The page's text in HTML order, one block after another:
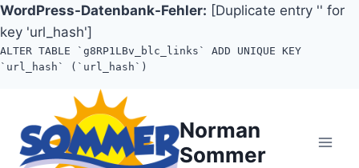
WordPress-Datenbank-Fehler: [Duplicate entry '' for
key 'url_hash']
ALTER TABLE `g8RP1LBv_blc_links` ADD UNIQUE KEY
`url_hash` (`url_hash`)
springen
Norman
Sommer